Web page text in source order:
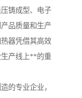
铸成型、电子
品质量和生产
器凭借其高效
产线上**的重
的专业企业，